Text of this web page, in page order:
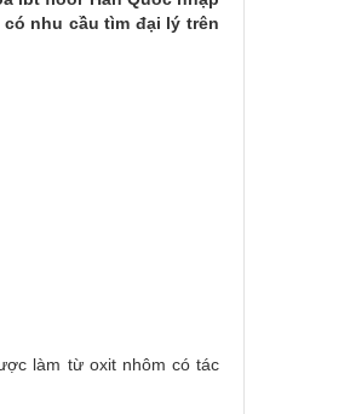
nhu cầu tìm đại lý trên
làm từ oxit nhôm có tác